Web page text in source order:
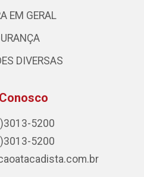
EM GERAL
DIVERSAS
5200
5200